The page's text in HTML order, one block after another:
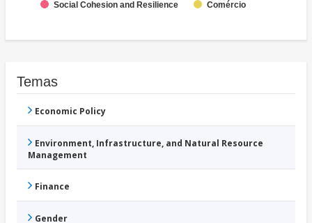
Social Cohesion and Resilience
Comércio
Temas
Economic Policy
Environment, Infrastructure, and Natural Resource
Management
Finance
Gender